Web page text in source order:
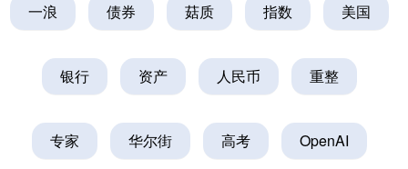
一浪 债券 菇质 指数 美国
银行 资产 人民币 重整
专家 华尔街 高考 OpenAI